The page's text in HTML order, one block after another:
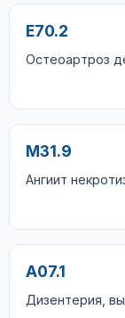
E70.2
Остеоартроз
M31.9
Ангиит
A07.1
Дизентерия,